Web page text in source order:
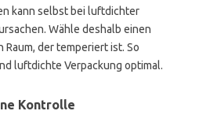
kann selbst bei luftdichter
Wähle deshalb einen
der temperiert ist. So
luftdichte Verpackung optimal.
Kontrolle